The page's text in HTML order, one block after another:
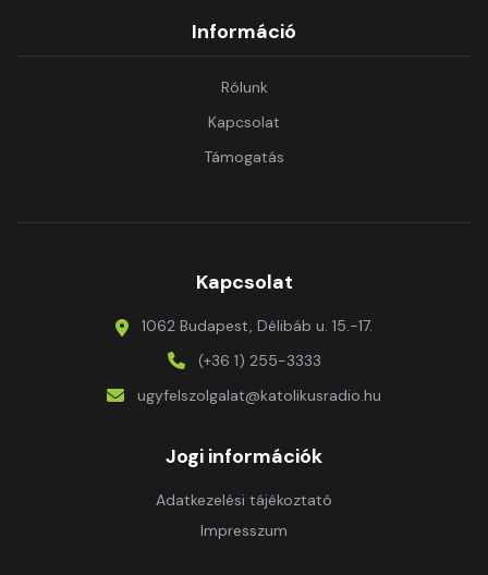
Információ
Rólunk
Kapcsolat
Támogatás
Kapcsolat
1062 Budapest, Délibáb u. 15.-17.
(+36 1) 255-3333
ugyfelszolgalat@katolikusradio.hu
Jogi információk
Adatkezelési tájékoztató
Impresszum